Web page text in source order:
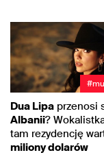
Dua Lipa przenosi
Albanii?
tam rezydencję
miliony dolarów